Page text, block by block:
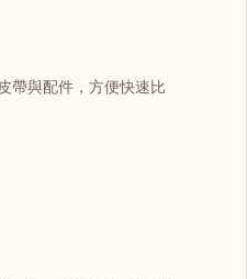
帶與配件，方便快速比